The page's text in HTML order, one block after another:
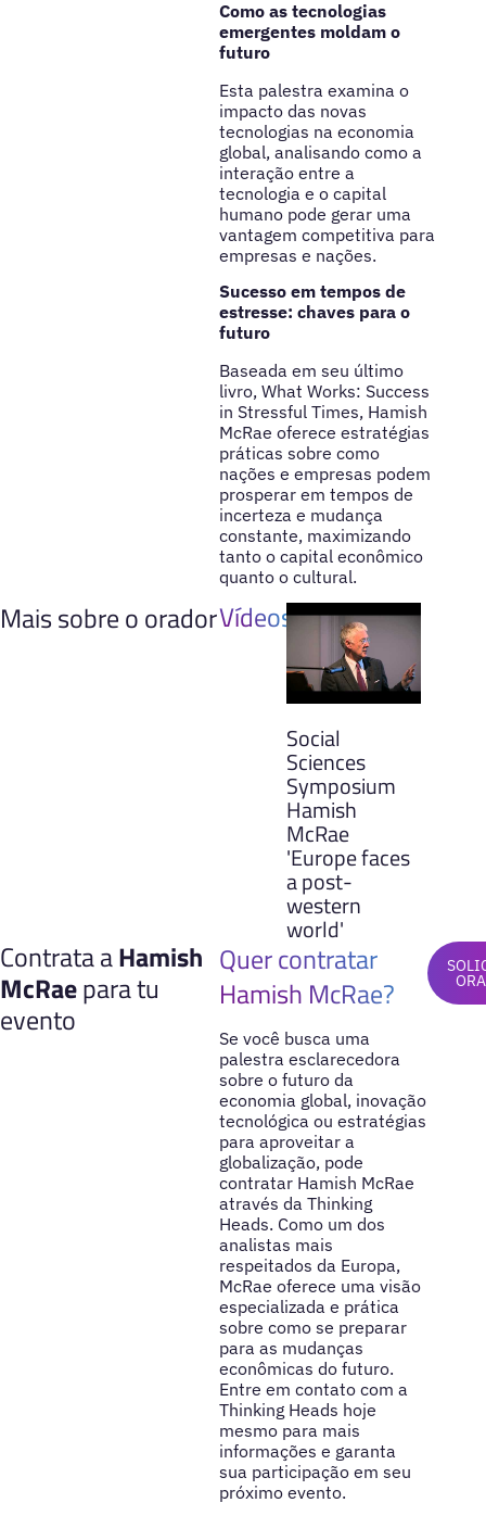
Como as tecnologias
emergentes moldam o
futuro
Esta palestra examina o
impacto das novas
tecnologias na economia
global, analisando como a
interação entre a
tecnologia e o capital
humano pode gerar uma
vantagem competitiva para
empresas e nações.
Sucesso em tempos de
estresse: chaves para o
futuro
Baseada em seu último
livro, What Works: Success
in Stressful Times, Hamish
McRae oferece estratégias
práticas sobre como
nações e empresas podem
prosperar em tempos de
incerteza e mudança
constante, maximizando
tanto o capital econômico
quanto o cultural.
Mais sobre o oradorVídeos
Social
Sciences
Symposium
Hamish
McRae
'Europe faces
a post-
western
world'
Contrata aHamish
McRaepara tu
evento
Quer contratar
Hamish McRae?
Se você busca uma
palestra esclarecedora
sobre o futuro da
economia global, inovação
tecnológica ou estratégias
para aproveitar a
globalização, pode
contratar Hamish McRae
através da Thinking
Heads. Como um dos
analistas mais
respeitados da Europa,
McRae oferece uma visão
especializada e prática
sobre como se preparar
para as mudanças
econômicas do futuro.
Entre em contato com a
Thinking Heads hoje
mesmo para mais
informações e garanta
sua participação em seu
próximo evento.